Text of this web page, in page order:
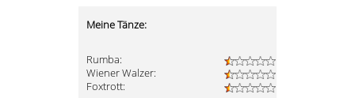
Meine Tänze:
Rumba:
Wiener Walzer:
Foxtrott: